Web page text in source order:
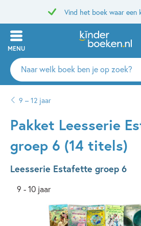
Vind het boek waar
MENU
Zoeken
naar
auteurs
uitgevers
9 – 12 jaar
Pakket Leesserie
groep 6 (14 titels)
Leesserie Estafette groep 6
9 - 10 jaar